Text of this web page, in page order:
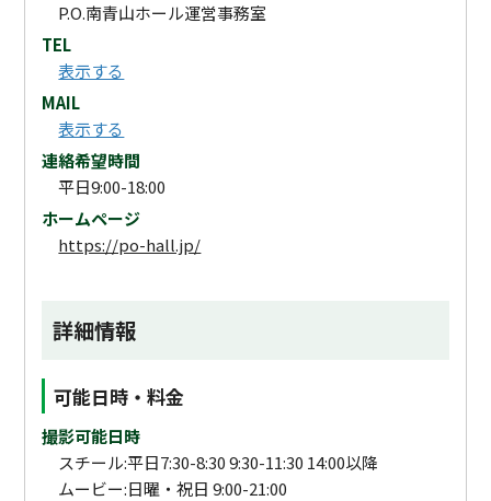
P.O.南青山ホール運営事務室
TEL
表示する
MAIL
表示する
連絡希望時間
平日9:00-18:00
ホームページ
https://po-hall.jp/
詳細情報
可能日時・料金
撮影可能日時
スチール:平日7:30-8:30 9:30-11:30 14:00以降
ムービー:日曜・祝日 9:00-21:00